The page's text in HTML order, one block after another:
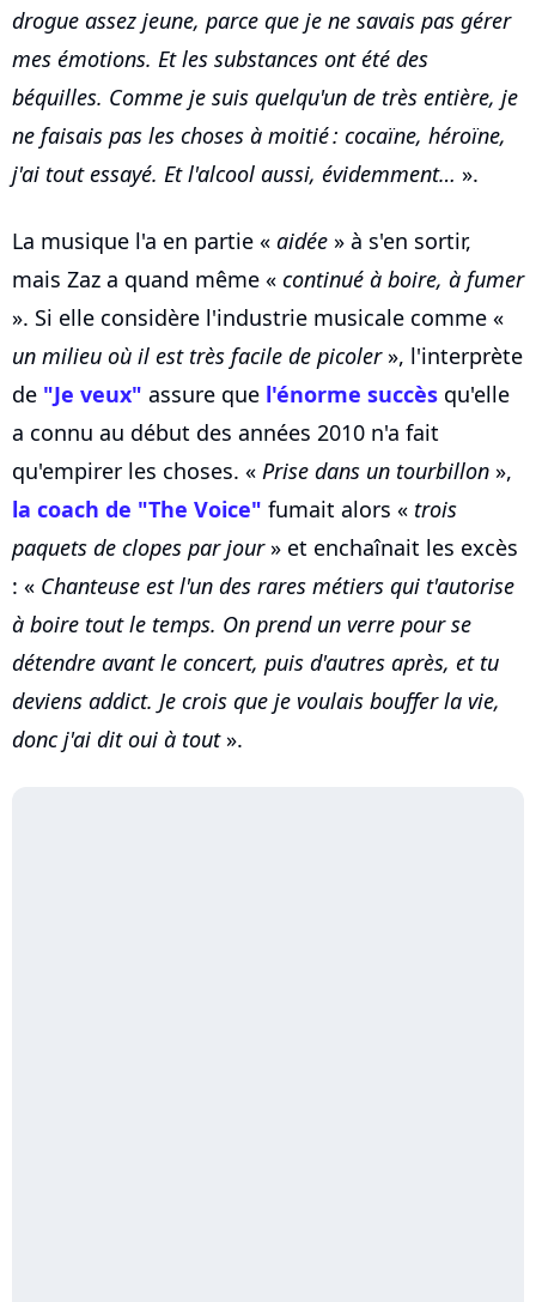
drogue assez jeune, parce que je ne savais pas gérer
mes émotions. Et les substances ont été des
béquilles. Comme je suis quelqu'un de très entière, je
ne faisais pas les choses à moitié : cocaïne, héroïne,
j'ai tout essayé. Et l'alcool aussi, évidemment… ».
La musique l'a en partie « aidée » à s'en sortir,
mais Zaz a quand même « continué à boire, à fumer
». Si elle considère l'industrie musicale comme «
un milieu où il est très facile de picoler», l'interprète
de "Je veux" assure que l'énorme succès qu'elle
a connu au début des années 2010 n'a fait
qu'empirer les choses. « Prise dans un tourbillon »,
la coach de "The Voice" fumait alors « trois
paquets de clopes par jour» et enchaînait les excès
: « Chanteuse est l'un des rares métiers qui t'autorise
à boire tout le temps. On prend un verre pour se
détendre avant le concert, puis d'autres après, et tu
deviens addict. Je crois que je voulais bouffer la vie,
donc j'ai dit oui à tout».